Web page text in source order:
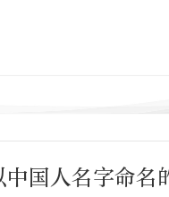
国人名字命名